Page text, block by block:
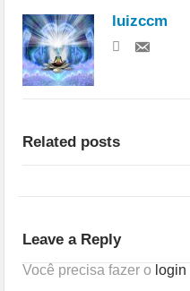
luizccm
Related posts
Leave a Reply
Você precisa fazer o login